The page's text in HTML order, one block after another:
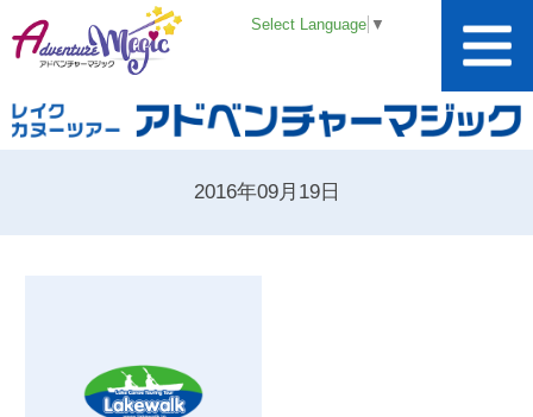
Select Language ▼
2016年09月19日